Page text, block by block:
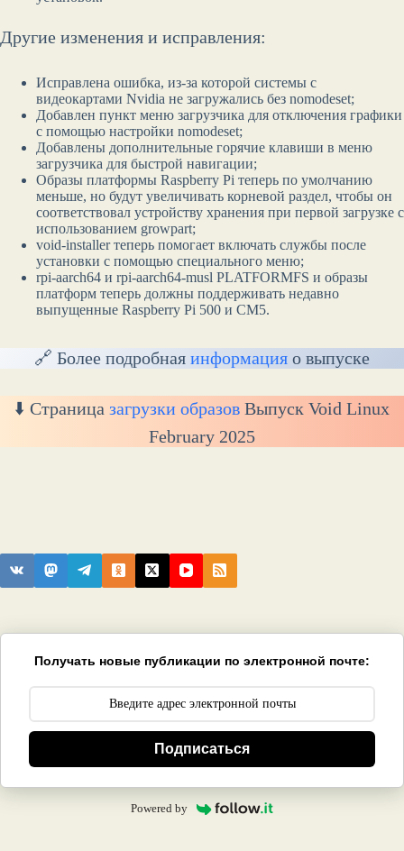
Другие изменения и исправления:
Исправлена ​​ошибка, из-за которой системы с
видеокартами Nvidia не загружались без nomodeset;
Добавлен пункт меню загрузчика для отключения графики
с помощью настройки nomodeset;
Добавлены дополнительные горячие клавиши в меню
загрузчика для быстрой навигации;
Образы платформы Raspberry Pi теперь по умолчанию
меньше, но будут увеличивать корневой раздел, чтобы он
соответствовал устройству хранения при первой загрузке с
использованием growpart;
void-installer теперь помогает включать службы после
установки с помощью специального меню;
rpi-aarch64 и rpi-aarch64-musl PLATFORMFS и образы
платформ теперь должны поддерживать недавно
выпущенные Raspberry Pi 500 и CM5.
🔗 Более подробная информация о выпуске
⬇️ Страница загрузки образов Выпуск Void Linux
February 2025
Получать новые публикации по электронной почте:
Подписаться
Powered by